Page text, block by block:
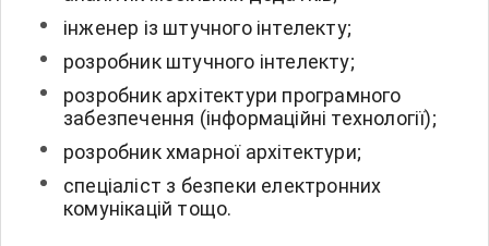
інженер із штучного інтелекту;
розробник штучного інтелекту;
розробник архітектури програмного
забезпечення (інформаційні технології);
розробник хмарної архітектури;
спеціаліст з безпеки електронних
комунікацій тощо.